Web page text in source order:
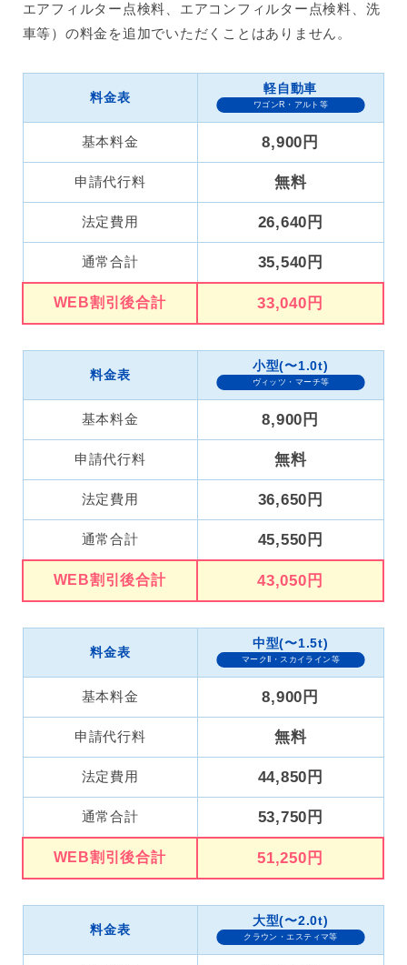
エアフィルター点検料、エアコンフィルター点検料、洗
車等）の料金を追加でいただくことはありません。
料金表
軽自動車
ワゴンR・アルト等
基本料金 8,900円
申請代行料 無料
法定費用 26,640円
通常合計 35,540円
WEB割引後合計 33,040円
料金表
小型(〜1.0t)
ヴィッツ・マーチ等
基本料金 8,900円
申請代行料 無料
法定費用 36,650円
通常合計 45,550円
WEB割引後合計 43,050円
料金表
中型(〜1.5t)
マークⅡ・スカイライン等
基本料金 8,900円
申請代行料 無料
法定費用 44,850円
通常合計 53,750円
WEB割引後合計 51,250円
料金表
大型(〜2.0t)
クラウン・エスティマ等